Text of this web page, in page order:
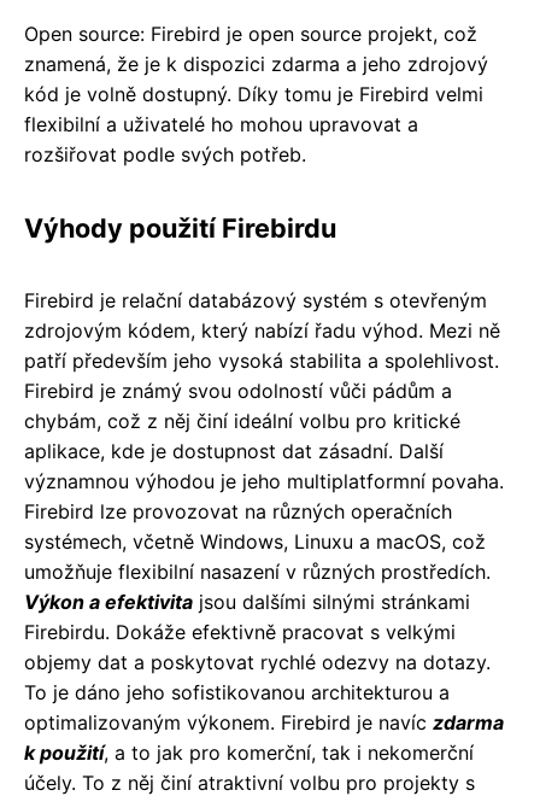
Open source: Firebird je open source projekt, což
znamená, že je k dispozici zdarma a jeho zdrojový
kód je volně dostupný. Díky tomu je Firebird velmi
flexibilní a uživatelé ho mohou upravovat a
rozšiřovat podle svých potřeb.
Výhody použití Firebirdu
Firebird je relační databázový systém s otevřeným
zdrojovým kódem, který nabízí řadu výhod. Mezi ně
patří především jeho vysoká stabilita a spolehlivost.
Firebird je známý svou odolností vůči pádům a
chybám, což z něj činí ideální volbu pro kritické
aplikace, kde je dostupnost dat zásadní. Další
významnou výhodou je jeho multiplatformní povaha.
Firebird lze provozovat na různých operačních
systémech, včetně Windows, Linuxu a macOS, což
umožňuje flexibilní nasazení v různých prostředích.
Výkon a efektivita jsou dalšími silnými stránkami
Firebirdu. Dokáže efektivně pracovat s velkými
objemy dat a poskytovat rychlé odezvy na dotazy.
To je dáno jeho sofistikovanou architekturou a
optimalizovaným výkonem. Firebird je navíc zdarma
k použití, a to jak pro komerční, tak i nekomerční
účely. To z něj činí atraktivní volbu pro projekty s